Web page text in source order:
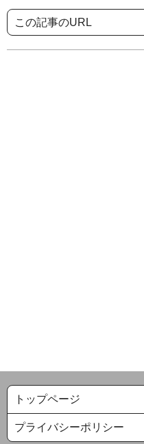
この記事のURL
トップページ
プライバシーポリシー